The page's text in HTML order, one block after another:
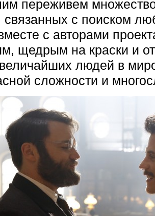
переживем
с поиском
с авторами
щедрым на краски и
людей в
сложности и